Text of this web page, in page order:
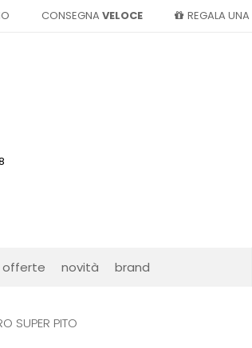
CONSEGNA VELOCE REGALA UNA
offerte novità brand
SUPER PITO